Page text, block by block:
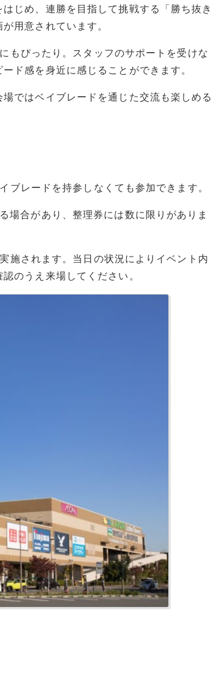
じめ、連勝を目指して挑戦する「勝ち抜き
用意されています。
もぴったり。スタッフのサポートを受けな
ド感を身近に感じることができます。
ではベイブレードを通じた交流も楽しめる
レードを持参しなくても参加できます。
場合があり、整理券には数に限りがありま
施されます。当日の状況によりイベント内
のうえ来場してください。